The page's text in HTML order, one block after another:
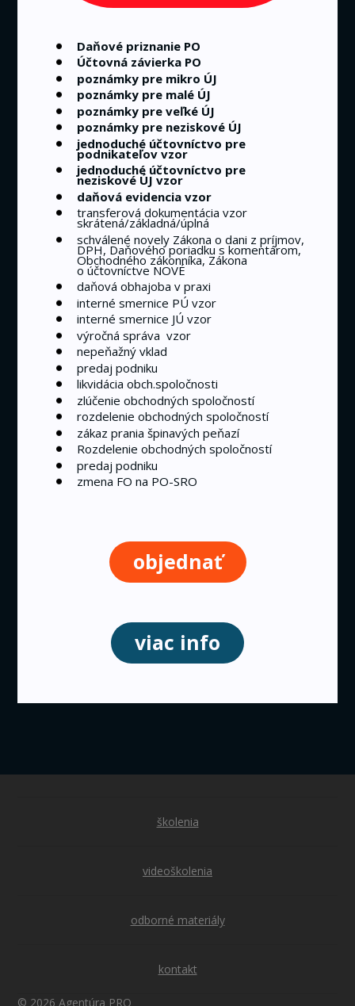
Daňové priznanie PO
Účtovná závierka PO
poznámky pre mikro ÚJ
poznámky pre malé ÚJ
poznámky pre veľké ÚJ
poznámky pre neziskové ÚJ
jednoduché účtovníctvo pre
podnikateľov vzor
jednoduché účtovníctvo pre
neziskové ÚJ vzor
daňová evidencia vzor
transferová dokumentácia vzor
skrátená/základná/úplná
schválené novely Zákona o dani z príjmov,
DPH, Daňového poriadku s komentárom,
Obchodného zákonníka, Zákona
o účtovníctve NOVÉ
daňová obhajoba v praxi
interné smernice PÚ vzor
interné smernice JÚ vzor
výročná správa vzor
nepeňažný vklad
predaj podniku
likvidácia obch.spoločnosti
zlúčenie obchodných spoločností
rozdelenie obchodných spoločností
zákaz prania špinavých peňazí
Rozdelenie obchodných spoločností
predaj podniku
zmena FO na PO-SRO
objednať
viac info
školenia
videoškolenia
odborné materiály
kontakt
© 2026 Agentúra PRO